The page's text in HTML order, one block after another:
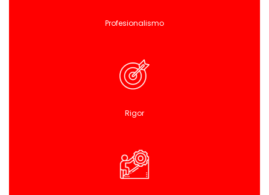
Profesionalismo
Rigor